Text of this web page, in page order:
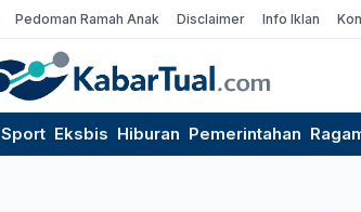
Pedoman Ramah Anak Disclaimer Info Iklan
Sport Eksbis Hiburan Pemerintahan